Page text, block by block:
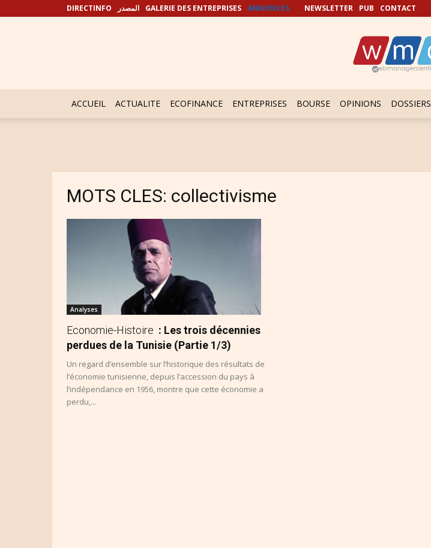
DIRECTINFO المصدر GALERIE DES ENTREPRISES ANNONCES NEWSLETTER PUB CONTACT
ACCUEIL ACTUALITE ECOFINANCE ENTREPRISES BOURSE OPINIONS DOSSIERS
MOTS CLES: collectivisme
Analyses
Economie-Histoire : Les trois décennies
perdues de la Tunisie (Partie 1/3)
Un regard d’ensemble sur l’historique des résultats de
l’économie tunisienne, depuis l’accession du pays à
l’indépendance en 1956, montre que cette économie a
perdu,...